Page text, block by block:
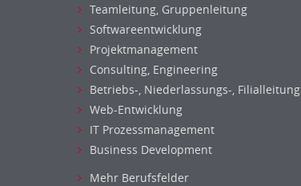
Teamleitung, Gruppenleitung
Softwareentwicklung
Projektmanagement
Consulting, Engineering
Betriebs-, Niederlassungs-, Filialleitung
Web-Entwicklung
IT Prozessmanagement
Business Development
Mehr Berufsfelder